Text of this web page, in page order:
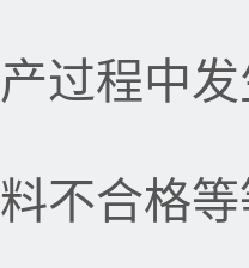
产过程中
料不合格等